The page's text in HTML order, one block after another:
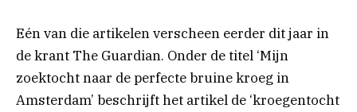
Eén van die artikelen verscheen eerder dit jaar in
de krant The Guardian. Onder de titel ‘Mijn
zoektocht naar de perfecte bruine kroeg in
Amsterdam’ beschrijft het artikel de ‘kroegentocht